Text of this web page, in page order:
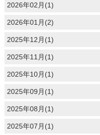
2026年02月(1)
2026年01月(2)
2025年12月(1)
2025年11月(1)
2025年10月(1)
2025年09月(1)
2025年08月(1)
2025年07月(1)